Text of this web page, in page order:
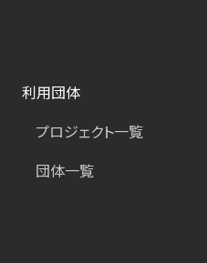
利用団体
プロジェクト一覧
団体一覧